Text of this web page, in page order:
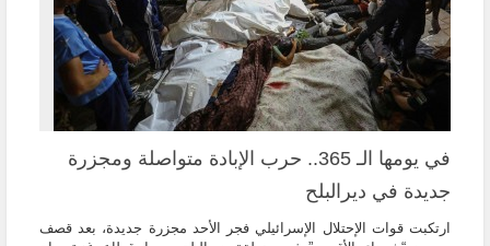
في يومها الـ 365.. حرب الإبادة متواصلة ومجزرة
جديدة في ديرالبلح
ارتكبت قوات الإحتلال الإسرائيلي فجر الأحد مجزرة جديدة، بعد قصف